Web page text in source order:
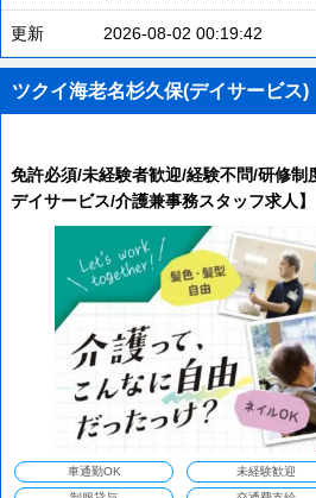
更新 2026-08-02 00:19:42
ツクイ海老名杉久保(デイサービス)
免許必須/未経験者歓迎/経験不問/研修制
デイサービス/介護兼事務スタッフ求人】
車通勤OK 未経験歓迎